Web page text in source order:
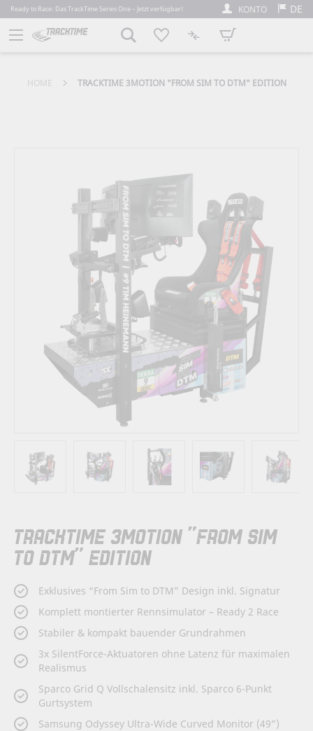
Ready to Race: Das TrackTime Series One – Jetzt verfügbar! KONTO DE
Mein Warenkorb
HOME TRACKTIME 3MOTION "FROM SIM TO DTM" EDITION
TRACKTIME 3MOTION "FROM SIM
TO DTM" EDITION
Exklusives “From Sim to DTM” Design inkl. Signatur
Komplett montierter Rennsimulator – Ready 2 Race
Stabiler & kompakt bauender Grundrahmen
3x SilentForce-Aktuatoren ohne Latenz für maximalen
Realismus
Sparco Grid Q Vollschalensitz inkl. Sparco 6-Punkt
Gurtsystem
Samsung Odyssey Ultra-Wide Curved Monitor (49”)
Anfang
der
Bildergalerie